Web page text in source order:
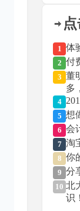
1 体
2 付
3 董
多
4
5 想
6 会
7 淘
8 你
9 分
10 北
识